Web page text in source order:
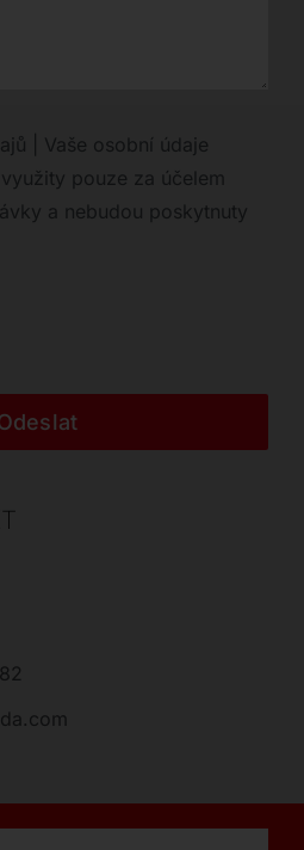
| Vaše osobní údaje
pouze za účelem
a nebudou poskytnuty